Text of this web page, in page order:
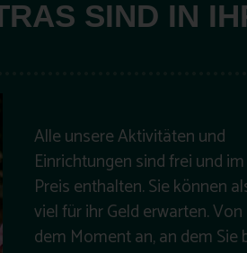
SIND IN
Alle unsere Aktivitäten und
Einrichtungen sind frei und im
Preis enthalten. Sie können
viel für ihr Geld erwarten. Von
dem Moment an, an dem Sie